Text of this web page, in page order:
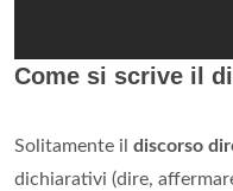
Come si scrive il
Solitamente il discorso
dichiarativi (dire,